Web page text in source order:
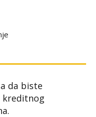
da biste
kreditnog